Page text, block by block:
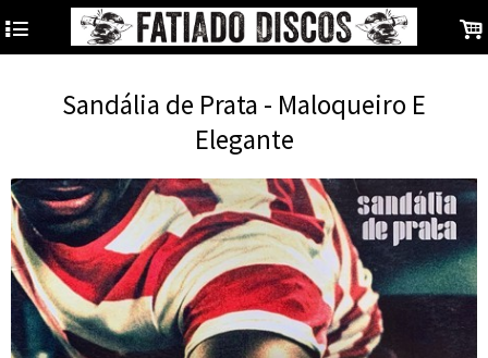
4 .
Sandália de Prata - Maloqueiro E
Elegante